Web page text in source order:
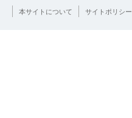
本サイトについて サイトポリシー